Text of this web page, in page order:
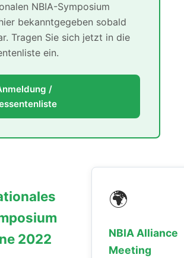
NBIA-Symposium
bekanntgegeben sobald
Tragen Sie sich jetzt in die
ein.
/
2022
🌍
NBIA Alliance
Meeting